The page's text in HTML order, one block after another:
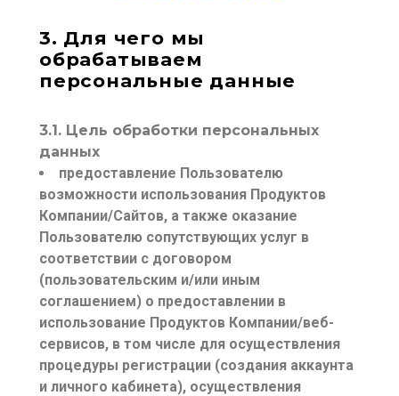
3. Для чего мы
обрабатываем
персональные данные
3.1. Цель обработки персональных
данных
предоставление Пользователю
возможности использования Продуктов
Компании/Сайтов, а также оказание
Пользователю сопутствующих услуг в
соответствии с договором
(пользовательским и/или иным
соглашением) о предоставлении в
использование Продуктов Компании/веб-
сервисов, в том числе для осуществления
процедуры регистрации (создания аккаунта
и личного кабинета), осуществления